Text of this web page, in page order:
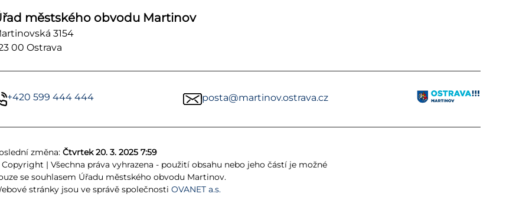
městského obvodu Martinov
3154
00 Ostrava
+420 599 444 444 posta@martinov.ostrava.cz
změna: Čtvrtek 20. 3. 2025 7:59
| Všechna práva vyhrazena - použití obsahu nebo jeho částí je možné
se souhlasem Úřadu městského obvodu Martinov.
stránky jsou ve správě společnosti OVANET a.s.